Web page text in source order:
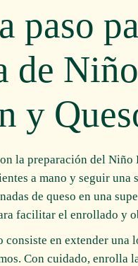
paso
de
y
la preparación del
a mano y seguir una
de queso en una
facilitar el enrollado y
consiste en extender una
Con cuidado, enrolla